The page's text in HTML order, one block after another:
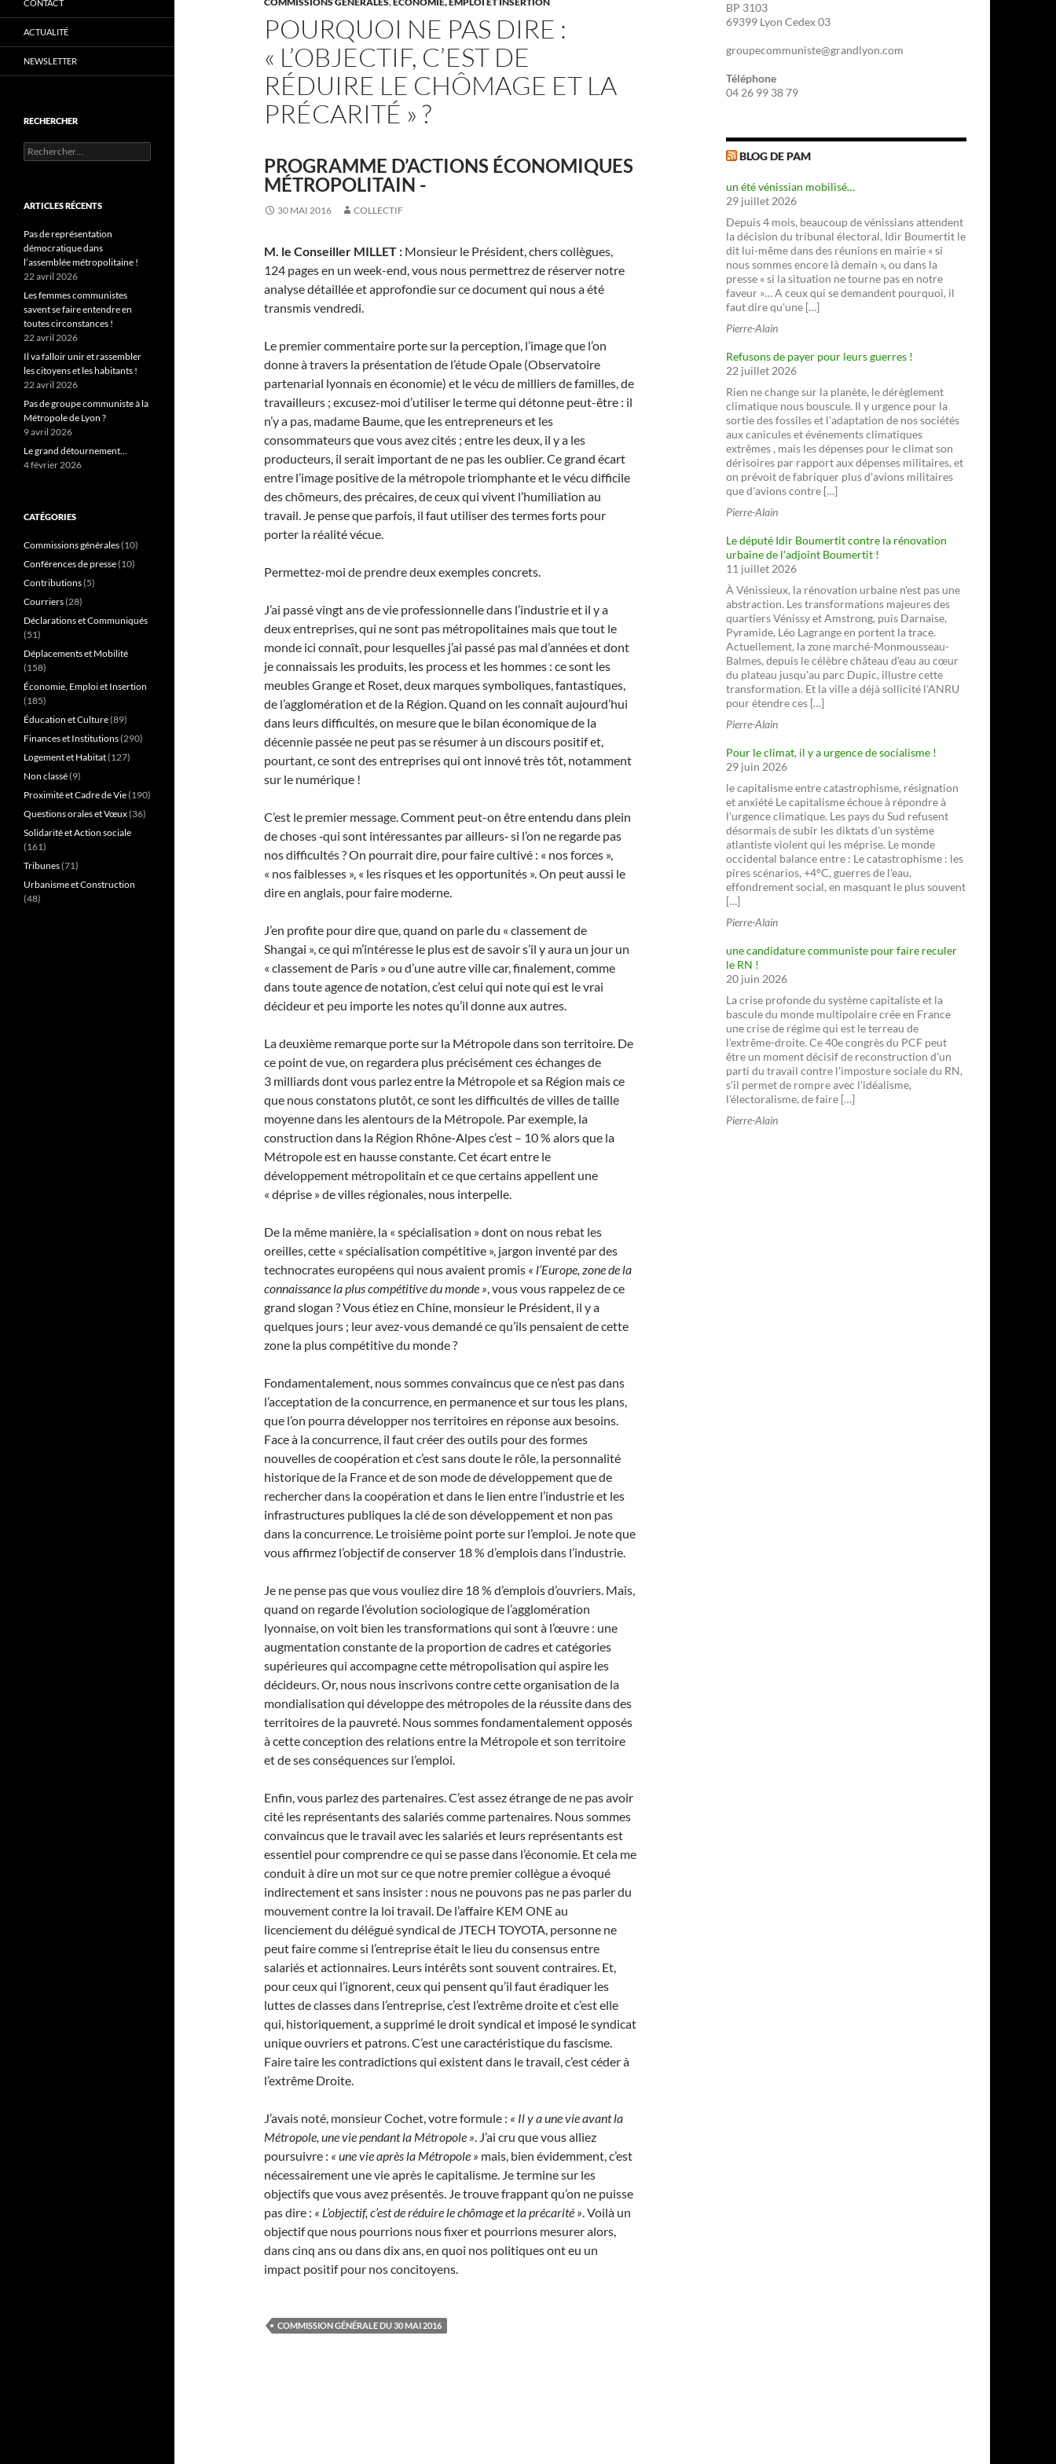
POURQUOI NE PAS DIRE :
« L’OBJECTIF, C’EST DE
RÉDUIRE LE CHÔMAGE ET LA
PRÉCARITÉ » ?
PROGRAMME D’ACTIONS ÉCONOMIQUES
MÉTROPOLITAIN -
30 MAI 2016 COLLECTIF
M. le Conseiller MILLET : Monsieur le Président, chers collègues,
124 pages en un week-end, vous nous permettrez de réserver notre
analyse détaillée et approfondie sur ce document qui nous a été
transmis vendredi.
Le premier commentaire porte sur la perception, l’image que l’on
donne à travers la présentation de l’étude Opale (Observatoire
partenarial lyonnais en économie) et le vécu de milliers de familles, de
travailleurs ; excusez-moi d’utiliser le terme qui détonne peut-être : il
n’y a pas, madame Baume, que les entrepreneurs et les
consommateurs que vous avez cités ; entre les deux, il y a les
producteurs, il serait important de ne pas les oublier. Ce grand écart
entre l’image positive de la métropole triomphante et le vécu difficile
des chômeurs, des précaires, de ceux qui vivent l’humiliation au
travail. Je pense que parfois, il faut utiliser des termes forts pour
porter la réalité vécue.
Permettez-moi de prendre deux exemples concrets.
J’ai passé vingt ans de vie professionnelle dans l’industrie et il y a
deux entreprises, qui ne sont pas métropolitaines mais que tout le
monde ici connaît, pour lesquelles j’ai passé pas mal d’années et dont
je connaissais les produits, les process et les hommes : ce sont les
meubles Grange et Roset, deux marques symboliques, fantastiques,
de l’agglomération et de la Région. Quand on les connaît aujourd’hui
dans leurs difficultés, on mesure que le bilan économique de la
décennie passée ne peut pas se résumer à un discours positif et,
pourtant, ce sont des entreprises qui ont innové très tôt, notamment
sur le numérique !
C’est le premier message. Comment peut-on être entendu dans plein
de choses ‑qui sont intéressantes par ailleurs‑ si l’on ne regarde pas
nos difficultés ? On pourrait dire, pour faire cultivé : « nos forces »,
« nos faiblesses », « les risques et les opportunités ». On peut aussi le
dire en anglais, pour faire moderne.
J’en profite pour dire que, quand on parle du « classement de
Shangai », ce qui m’intéresse le plus est de savoir s’il y aura un jour un
« classement de Paris » ou d’une autre ville car, finalement, comme
dans toute agence de notation, c’est celui qui note qui est le vrai
décideur et peu importe les notes qu’il donne aux autres.
La deuxième remarque porte sur la Métropole dans son territoire. De
ce point de vue, on regardera plus précisément ces échanges de
3 milliards dont vous parlez entre la Métropole et sa Région mais ce
que nous constatons plutôt, ce sont les difficultés de villes de taille
moyenne dans les alentours de la Métropole. Par exemple, la
construction dans la Région Rhône-Alpes c’est – 10 % alors que la
Métropole est en hausse constante. Cet écart entre le
développement métropolitain et ce que certains appellent une
« déprise » de villes régionales, nous interpelle.
De la même manière, la « spécialisation » dont on nous rebat les
oreilles, cette « spécialisation compétitive », jargon inventé par des
technocrates européens qui nous avaient promis « l’Europe, zone de la
connaissance la plus compétitive du monde », vous vous rappelez de ce
grand slogan ? Vous étiez en Chine, monsieur le Président, il y a
quelques jours ; leur avez-vous demandé ce qu’ils pensaient de cette
zone la plus compétitive du monde ?
Fondamentalement, nous sommes convaincus que ce n’est pas dans
l’acceptation de la concurrence, en permanence et sur tous les plans,
que l’on pourra développer nos territoires en réponse aux besoins.
Face à la concurrence, il faut créer des outils pour des formes
nouvelles de coopération et c’est sans doute le rôle, la personnalité
historique de la France et de son mode de développement que de
rechercher dans la coopération et dans le lien entre l’industrie et les
infrastructures publiques la clé de son développement et non pas
dans la concurrence. Le troisième point porte sur l’emploi. Je note que
vous affirmez l’objectif de conserver 18 % d’emplois dans l’industrie.
Je ne pense pas que vous vouliez dire 18 % d’emplois d’ouvriers. Mais,
quand on regarde l’évolution sociologique de l’agglomération
lyonnaise, on voit bien les transformations qui sont à l’œuvre : une
augmentation constante de la proportion de cadres et catégories
supérieures qui accompagne cette métropolisation qui aspire les
décideurs. Or, nous nous inscrivons contre cette organisation de la
mondialisation qui développe des métropoles de la réussite dans des
territoires de la pauvreté. Nous sommes fondamentalement opposés
à cette conception des relations entre la Métropole et son territoire
et de ses conséquences sur l’emploi.
Enfin, vous parlez des partenaires. C’est assez étrange de ne pas avoir
cité les représentants des salariés comme partenaires. Nous sommes
convaincus que le travail avec les salariés et leurs représentants est
essentiel pour comprendre ce qui se passe dans l’économie. Et cela me
conduit à dire un mot sur ce que notre premier collègue a évoqué
indirectement et sans insister : nous ne pouvons pas ne pas parler du
mouvement contre la loi travail. De l’affaire KEM ONE au
licenciement du délégué syndical de JTECH TOYOTA, personne ne
peut faire comme si l’entreprise était le lieu du consensus entre
salariés et actionnaires. Leurs intérêts sont souvent contraires. Et,
pour ceux qui l’ignorent, ceux qui pensent qu’il faut éradiquer les
luttes de classes dans l’entreprise, c’est l’extrême droite et c’est elle
qui, historiquement, a supprimé le droit syndical et imposé le syndicat
unique ouvriers et patrons. C’est une caractéristique du fascisme.
Faire taire les contradictions qui existent dans le travail, c’est céder à
l’extrême Droite.
J’avais noté, monsieur Cochet, votre formule : « Il y a une vie avant la
Métropole, une vie pendant la Métropole ». J’ai cru que vous alliez
poursuivre : « une vie après la Métropole » mais, bien évidemment, c’est
nécessairement une vie après le capitalisme. Je termine sur les
objectifs que vous avez présentés. Je trouve frappant qu’on ne puisse
pas dire : « L’objectif, c’est de réduire le chômage et la précarité ». Voilà un
objectif que nous pourrions nous fixer et pourrions mesurer alors,
dans cinq ans ou dans dix ans, en quoi nos politiques ont eu un
impact positif pour nos concitoyens.
COMMISSION GÉNÉRALE DU 30 MAI 2016
BP 3103
69399 Lyon Cedex 03
groupecommuniste@grandlyon.com
Téléphone
04 26 99 38 79
BLOG DE PAM
un été vénissian mobilisé…
29 juillet 2026
Depuis 4 mois, beaucoup de vénissians attendent
la décision du tribunal électoral, Idir Boumertit le
dit lui-même dans des réunions en mairie « si
nous sommes encore là demain », ou dans la
presse « si la situation ne tourne pas en notre
faveur »… A ceux qui se demandent pourquoi, il
faut dire qu'une […]
Pierre-Alain
Refusons de payer pour leurs guerres !
22 juillet 2026
Rien ne change sur la planète, le dérèglement
climatique nous bouscule. Il y urgence pour la
sortie des fossiles et l'adaptation de nos sociétés
aux canicules et événements climatiques
extrêmes , mais les dépenses pour le climat son
dérisoires par rapport aux dépenses militaires, et
on prévoit de fabriquer plus d'avions militaires
que d'avions contre […]
Pierre-Alain
Le député Idir Boumertit contre la rénovation
urbaine de l'adjoint Boumertit !
11 juillet 2026
À Vénissieux, la rénovation urbaine n'est pas une
abstraction. Les transformations majeures des
quartiers Vénissy et Amstrong, puis Darnaise,
Pyramide, Léo Lagrange en portent la trace.
Actuellement, la zone marché-Monmousseau-
Balmes, depuis le célèbre château d'eau au cœur
du plateau jusqu'au parc Dupic, illustre cette
transformation. Et la ville a déjà sollicité l'ANRU
pour étendre ces […]
Pierre-Alain
Pour le climat, il y a urgence de socialisme !
29 juin 2026
le capitalisme entre catastrophisme, résignation
et anxiété Le capitalisme échoue à répondre à
l'urgence climatique. Les pays du Sud refusent
désormais de subir les diktats d'un système
atlantiste violent qui les méprise. Le monde
occidental balance entre : Le catastrophisme : les
pires scénarios, +4°C, guerres de l'eau,
effondrement social, en masquant le plus souvent
[…]
Pierre-Alain
une candidature communiste pour faire reculer
le RN !
20 juin 2026
La crise profonde du système capitaliste et la
bascule du monde multipolaire crée en France
une crise de régime qui est le terreau de
l'extrême-droite. Ce 40e congrès du PCF peut
être un moment décisif de reconstruction d'un
parti du travail contre l'imposture sociale du RN,
s'il permet de rompre avec l'idéalisme,
l'électoralisme, de faire […]
Pierre-Alain
CONTACT
ACTUALITÉ
NEWSLETTER
RECHERCHER
Rechercher :
ARTICLES RÉCENTS
Pas de représentation
démocratique dans
l’assemblée métropolitaine !
22 avril 2026
Les femmes communistes
savent se faire entendre en
toutes circonstances !
22 avril 2026
Il va falloir unir et rassembler
les citoyens et les habitants !
22 avril 2026
Pas de groupe communiste à la
Métropole de Lyon ?
9 avril 2026
Le grand détournement…
4 février 2026
CATÉGORIES
Commissions générales(10)
Conférences de presse(10)
Contributions(5)
Courriers(28)
Déclarations et Communiqués
(51)
Déplacements et Mobilité
(158)
Économie, Emploi et Insertion
(185)
Éducation et Culture(89)
Finances et Institutions(290)
Logement et Habitat(127)
Non classé(9)
Proximité et Cadre de Vie(190)
Questions orales et Vœux(36)
Solidarité et Action sociale
(161)
Tribunes(71)
Urbanisme et Construction
(48)